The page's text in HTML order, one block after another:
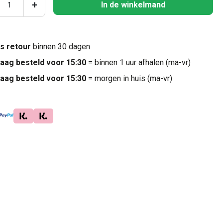
+ In de winkelmand
retour binnen 30 dagen
besteld voor 15:30= binnen 1 uur afhalen (ma-vr)
besteld voor 15:30= morgen in huis (ma-vr)